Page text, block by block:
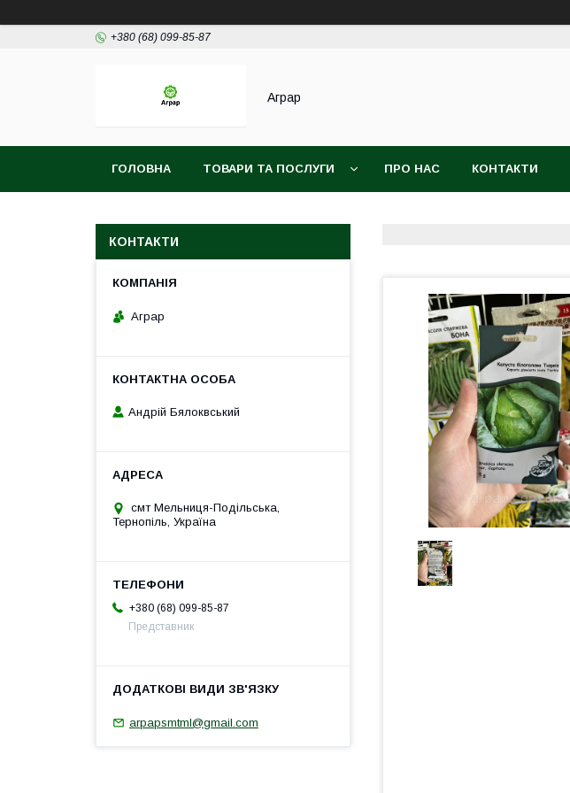
+380 (68) 099-85-87
Аграр
ГОЛОВНА ТОВАРИ ТА ПОСЛУГИ ПРО НАС КОНТАКТИ
КОНТАКТИ
Аграр
Андрій Бялоквський
смт Мельниця-Подільська,
Тернопіль, Україна
+380 (68) 099-85-87
Представник
arpapsmtml@gmail.com